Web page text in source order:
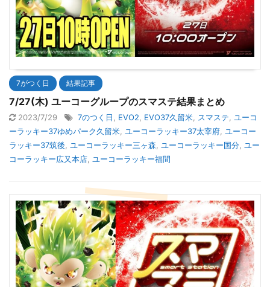
7がつく日 結果記事
7/27(木) ユーコーグループのスマステ結果まとめ
2023/7/29 7のつく日, EVO2, EVO37久留米, スマステ, ユーコ
ーラッキー37ゆめパーク久留米, ユーコーラッキー37太宰府, ユーコー
ラッキー37筑後, ユーコーラッキー三ヶ森, ユーコーラッキー国分, ユー
コーラッキー広又本店, ユーコーラッキー福間